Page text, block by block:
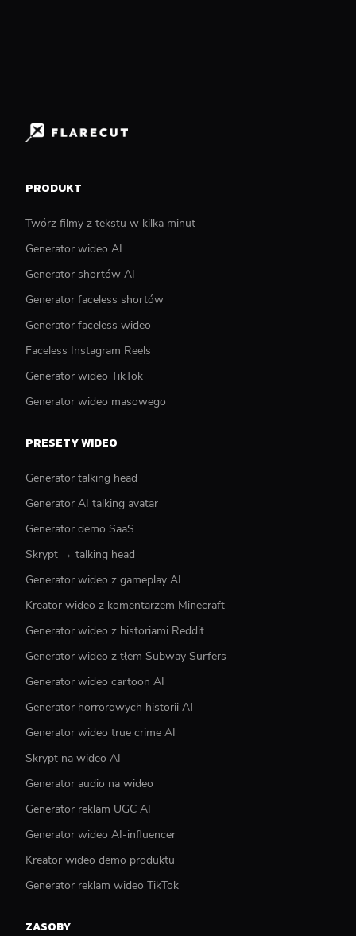
PRODUKT
Twórz filmy z tekstu w kilka minut
Generator wideo AI
Generator shortów AI
Generator faceless shortów
Generator faceless wideo
Faceless Instagram Reels
Generator wideo TikTok
Generator wideo masowego
PRESETY WIDEO
Generator talking head
Generator AI talking avatar
Generator demo SaaS
Skrypt → talking head
Generator wideo z gameplay AI
Kreator wideo z komentarzem Minecraft
Generator wideo z historiami Reddit
Generator wideo z tłem Subway Surfers
Generator wideo cartoon AI
Generator horrorowych historii AI
Generator wideo true crime AI
Skrypt na wideo AI
Generator audio na wideo
Generator reklam UGC AI
Generator wideo AI-influencer
Kreator wideo demo produktu
Generator reklam wideo TikTok
ZASOBY